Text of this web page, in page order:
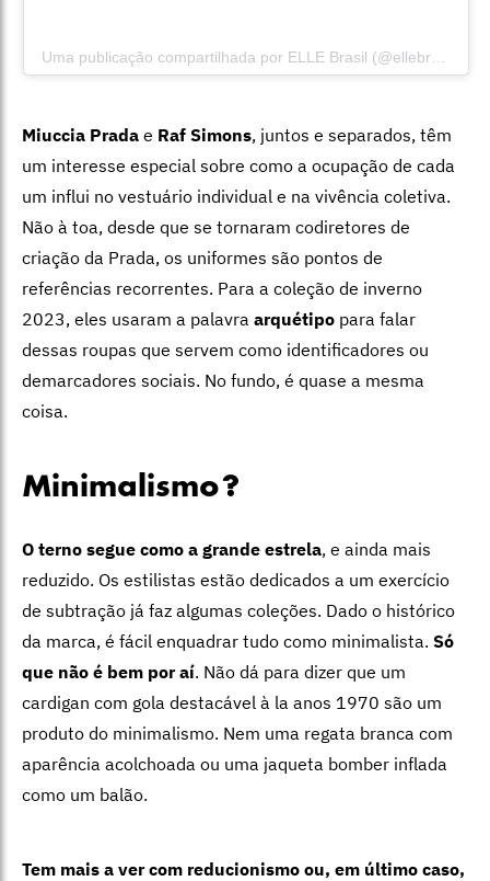
Miuccia Prada e Raf Simons, juntos e separados, têm
um interesse especial sobre como a ocupação de cada
um influi no vestuário individual e na vivência coletiva.
Não à toa, desde que se tornaram codiretores de
criação da Prada, os uniformes são pontos de
referências recorrentes. Para a coleção de inverno
2023, eles usaram a palavra arquétipo para falar
dessas roupas que servem como identificadores ou
demarcadores sociais. No fundo, é quase a mesma
coisa.
Minimalismo?
O terno segue como a grande estrela, e ainda mais
reduzido. Os estilistas estão dedicados a um exercício
de subtração já faz algumas coleções. Dado o histórico
da marca, é fácil enquadrar tudo como minimalista. Só
que não é bem por aí. Não dá para dizer que um
cardigan com gola destacável à la anos 1970 são um
produto do minimalismo. Nem uma regata branca com
aparência acolchoada ou uma jaqueta bomber inflada
como um balão.
Tem mais a ver com reducionismo ou, em último caso,